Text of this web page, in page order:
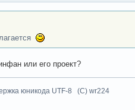
или его проект?
юникода UTF-8 (C) wr224